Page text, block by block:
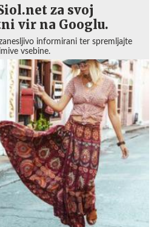
za svoj
vir na Googlu.
informirani ter spremljajte
vsebine.